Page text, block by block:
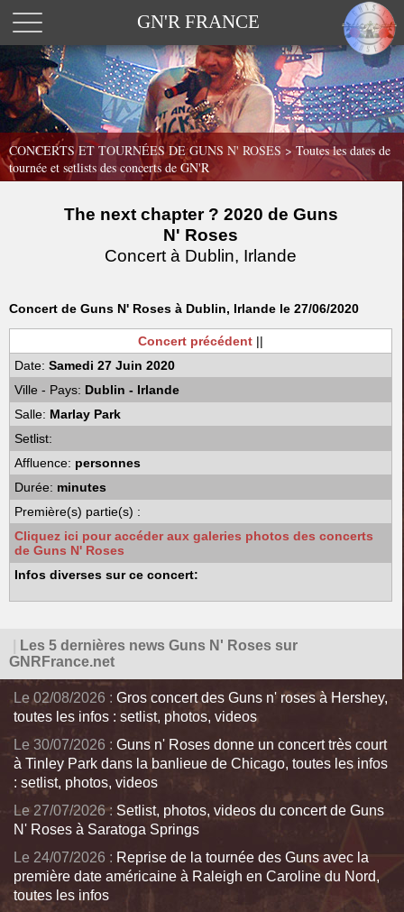
GN'R FRANCE
CONCERTS ET TOURNÉES DE GUNS N' ROSES > Toutes les dates de
tournée et setlists des concerts de GN'R
The next chapter ? 2020 de Guns
N' Roses
Concert à Dublin, Irlande
Concert de Guns N' Roses à Dublin, Irlande le 27/06/2020
Concert précédent ||
Date:Samedi 27 Juin 2020
Ville - Pays: Dublin - Irlande
Salle: Marlay Park
Setlist:
Affluence: personnes
Durée: minutes
Première(s) partie(s) :
Cliquez ici pour accéder aux galeries photos des concerts
de Guns N' Roses
Infos diverses sur ce concert:
Les 5 dernières news Guns N' Roses sur
GNRFrance.net
Le 02/08/2026 : Gros concert des Guns n' roses à Hershey,
toutes les infos : setlist, photos, videos
Le 30/07/2026 : Guns n' Roses donne un concert très court
à Tinley Park dans la banlieue de Chicago, toutes les infos
: setlist, photos, videos
Le 27/07/2026 : Setlist, photos, videos du concert de Guns
N' Roses à Saratoga Springs
Le 24/07/2026 : Reprise de la tournée des Guns avec la
première date américaine à Raleigh en Caroline du Nord,
toutes les infos